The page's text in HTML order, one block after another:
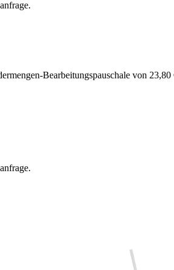
Bearbeitungspauschale von 23,80